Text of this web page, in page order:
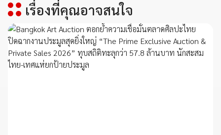
เรื่องที่คุณอาจสนใจ